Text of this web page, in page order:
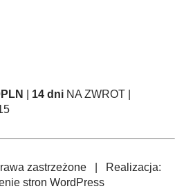
14 dni NA ZWROT |
zastrzeżone | Realizacja:
stron WordPress